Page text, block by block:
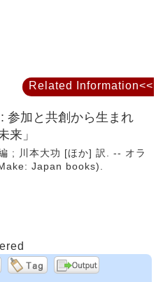
参加と共創から生まれ
来」
; 川本大功 [ほか] 訳. -- オラ
Japan books).
Related Information<<